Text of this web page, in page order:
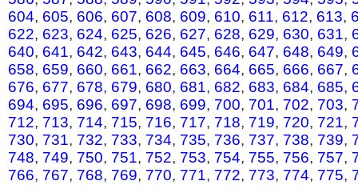
604, 605, 606, 607, 608, 609, 610, 611, 612, 613,
622, 623, 624, 625, 626, 627, 628, 629, 630, 631,
640, 641, 642, 643, 644, 645, 646, 647, 648, 649,
658, 659, 660, 661, 662, 663, 664, 665, 666, 667,
676, 677, 678, 679, 680, 681, 682, 683, 684, 685,
694, 695, 696, 697, 698, 699, 700, 701, 702, 703,
712, 713, 714, 715, 716, 717, 718, 719, 720, 721,
730, 731, 732, 733, 734, 735, 736, 737, 738, 739,
748, 749, 750, 751, 752, 753, 754, 755, 756, 757,
766, 767, 768, 769, 770, 771, 772, 773, 774, 775,